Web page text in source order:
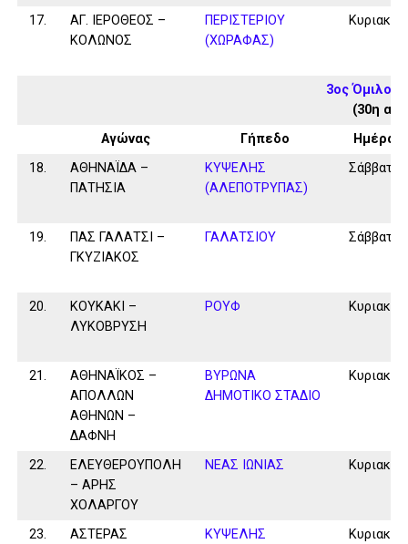
17.
ΑΓ. ΙΕΡΟΘΕΟΣ –
ΚΟΛΩΝΟΣ
ΠΕΡΙΣΤΕΡΙΟΥ
(ΧΩΡΑΦΑΣ)
Κυριακή
3ος Όμιλος
(30η
Αγώνας
Γήπεδο
Ημέρα
18.
ΑΘΗΝΑΪΔΑ –
ΠΑΤΗΣΙΑ
ΚΥΨΕΛΗΣ
(ΑΛΕΠΟΤΡΥΠΑΣ)
Σάββατο
19.
ΠΑΣ ΓΑΛΑΤΣΙ –
ΓΚΥΖΙΑΚΟΣ
ΓΑΛΑΤΣΙΟΥ Σάββατο
20.
ΚΟΥΚΑΚΙ –
ΛΥΚΟΒΡΥΣΗ
ΡΟΥΦ Κυριακή
21.
ΑΘΗΝΑΪΚΟΣ –
ΑΠΟΛΛΩΝ
ΑΘΗΝΩΝ –
ΔΑΦΝΗ
ΒΥΡΩΝΑ
ΔΗΜΟΤΙΚΟ ΣΤΑΔΙΟ
Κυριακή
22.
ΕΛΕΥΘΕΡΟΥΠΟΛΗ
– ΑΡΗΣ
ΧΟΛΑΡΓΟΥ
ΝΕΑΣ ΙΩΝΙΑΣ Κυριακή
23.
ΑΣΤΕΡΑΣ
ΚΥΨΕΛΗΣ
Κυριακή